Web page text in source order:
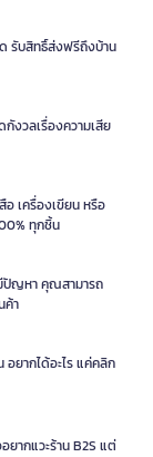
รับสิทธิ์ส่งฟรีถึงบ้าน
งวลเรื่องความเสีย
อ เครื่องเขียน หรือ
ทุกชิ้น
ปัญหา คุณสามารถ
ค้า
ยากได้อะไร แค่คลิก
ยากแวะร้าน B2S แต่